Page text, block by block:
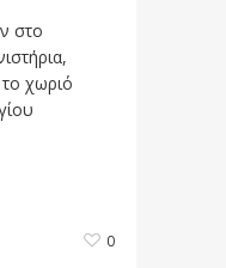
στο
χωριό
0